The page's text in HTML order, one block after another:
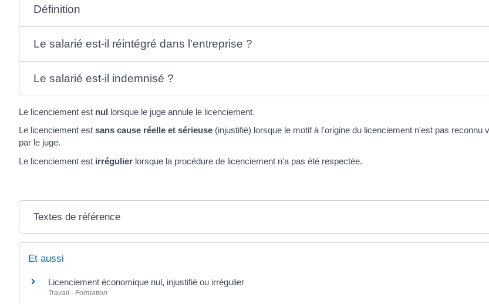
Définition
Le salarié est-il réintégré dans l'entreprise ?
Le salarié est-il indemnisé ?
Le licenciement est nul lorsque le juge annule le licenciement.
Le licenciement est sans cause réelle et sérieuse (injustifié) lorsque le motif à l'origine du licenciement n'est pas reconnu
par le juge.
Le licenciement est irrégulier lorsque la procédure de licenciement n'a pas été respectée.
Textes de référence
Et aussi
Licenciement économique nul, injustifié ou irrégulier
Travail - Formation